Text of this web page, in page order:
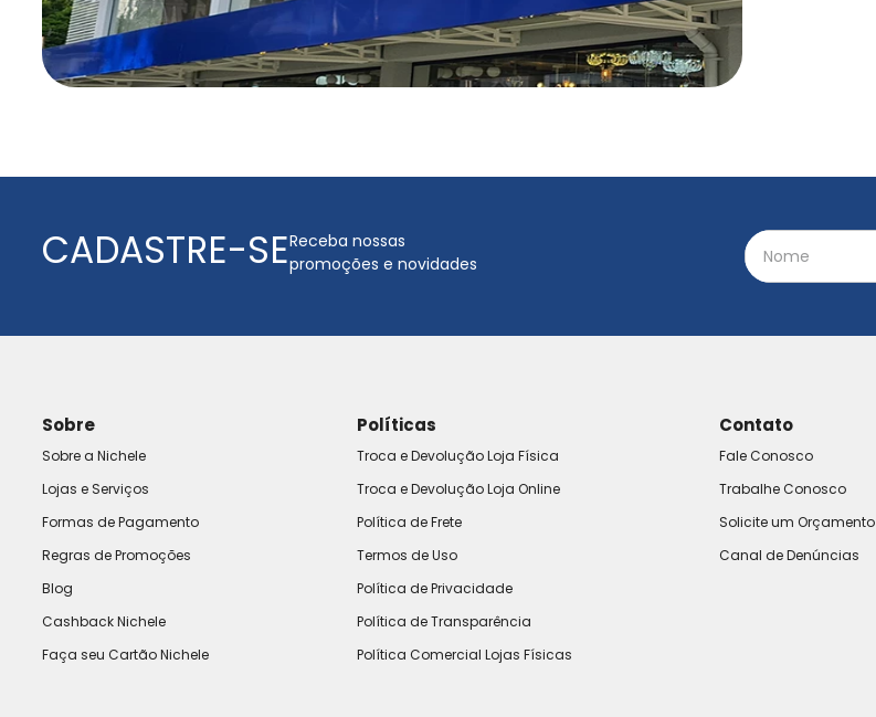
CADASTRE-SEReceba nossas
promoções e novidades
Sobre
Sobre a Nichele
Lojas e Serviços
Formas de Pagamento
Regras de Promoções
Blog
Cashback Nichele
Faça seu Cartão Nichele
Políticas
Troca e Devolução Loja Física
Troca e Devolução Loja Online
Política de Frete
Termos de Uso
Política de Privacidade
Política de Transparência
Política Comercial Lojas Físicas
Contato
Fale Conosco
Trabalhe Conosco
Solicite um Orçamento
Canal de Denúncias